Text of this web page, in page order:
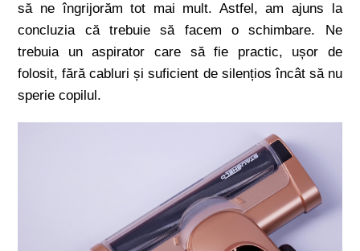
să ne îngrijorăm tot mai mult. Astfel, am ajuns la
concluzia că trebuie să facem o schimbare. Ne
trebuia un aspirator care să fie practic, ușor de
folosit, fără cabluri și suficient de silențios încât să nu
sperie copilul.